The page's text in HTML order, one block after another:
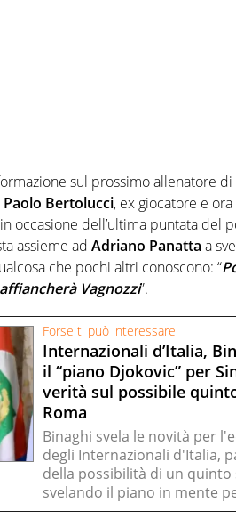
sul prossimo allenatore di
Paolo Bertolucci, ex giocatore e
occasione dell’ultima puntata del
assieme ad Adriano Panatta a
che pochi altri conoscono: “
Vagnozzi”.
Forse ti può interessare
Internazionali d’Italia,
il “piano Djokovic” per
verità sul possibile
Roma
Binaghi svela le novità per
degli Internazionali d'Italia,
della possibilità di un quinto
svelando il piano in mente